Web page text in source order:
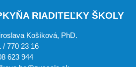
RIADITEĽKY ŠKOLY
Košíková, PhD.
/ 770 23 16
944